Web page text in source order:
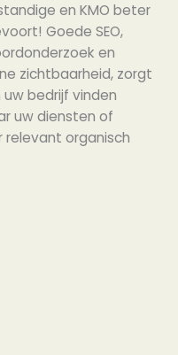
en KMO beter
Goede SEO,
en
zichtbaarheid, zorgt
bedrijf vinden
uw diensten of
organisch